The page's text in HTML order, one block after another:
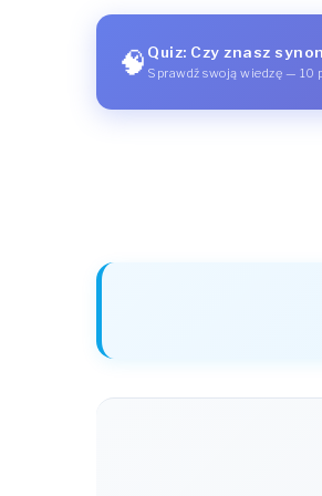
🧠 Quiz: Czy znasz
Sprawdź swoją wiedzę — 10